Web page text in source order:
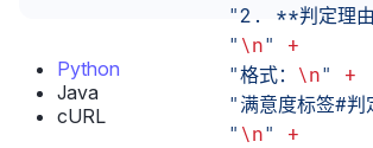
"2. **判定理由
                "
\n"
+
                "格式：
\n"
+
"满意度标签#判
                "
\n"
+
Python
Java
cURL